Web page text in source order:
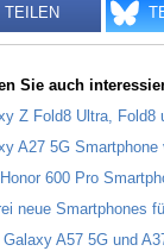
TEILEN
Sie auch
Z Fold8 Ultra, Fold8
A27 5G Smartphone
600 Pro
neue Smartphones
A57 5G und